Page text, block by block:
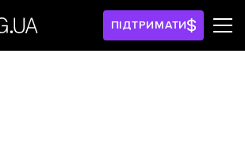
ПІДТРИМАТИ